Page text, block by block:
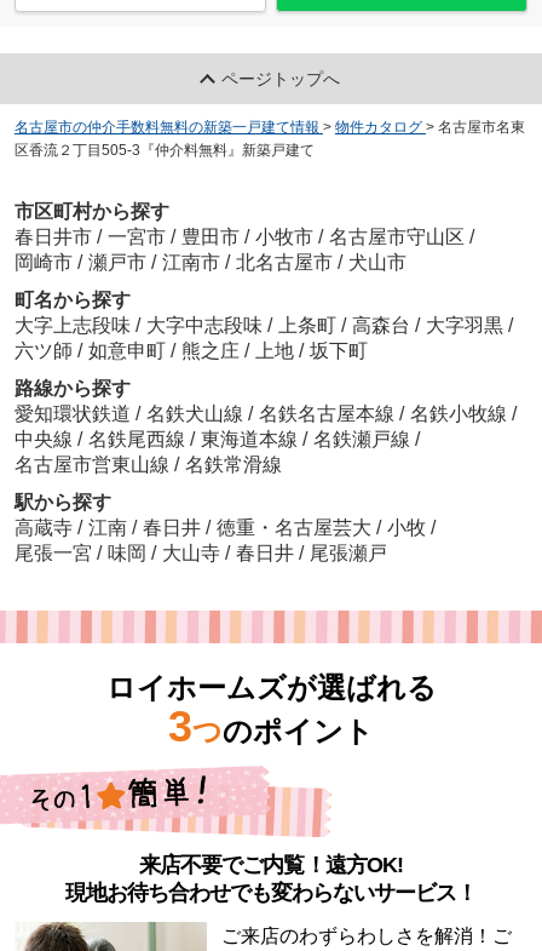
ページトップへ
名古屋市の仲介手数料無料の新築一戸建て情報 > 物件カタログ > 名古屋市名東
区香流２丁目505-3『仲介料無料』新築戸建て
市区町村から探す
春日井市 / 一宮市 / 豊田市 / 小牧市 / 名古屋市守山区 /
岡崎市 / 瀬戸市 / 江南市 / 北名古屋市 / 犬山市
町名から探す
大字上志段味 / 大字中志段味 / 上条町 / 高森台 / 大字羽黒 /
六ツ師 / 如意申町 / 熊之庄 / 上地 / 坂下町
路線から探す
愛知環状鉄道 / 名鉄犬山線 / 名鉄名古屋本線 / 名鉄小牧線 /
中央線 / 名鉄尾西線 / 東海道本線 / 名鉄瀬戸線 /
名古屋市営東山線 / 名鉄常滑線
駅から探す
高蔵寺 / 江南 / 春日井 / 徳重・名古屋芸大 / 小牧 /
尾張一宮 / 味岡 / 大山寺 / 春日井 / 尾張瀬戸
ロイホームズが選ばれる
3つのポイント
来店不要でご内覧！遠方OK!
現地お待ち合わせでも変わらないサービス！
ご来店のわずらわしさを解消！ご